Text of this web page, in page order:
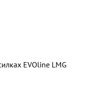
EVOline LMG